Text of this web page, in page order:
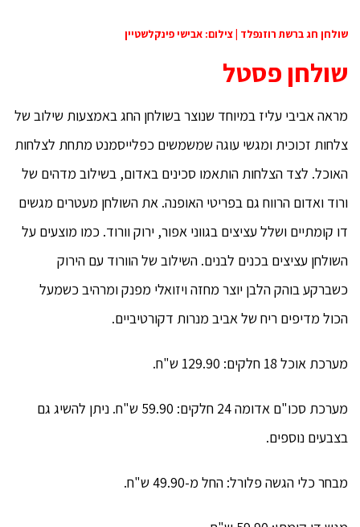
שולחן חג ברשת רוזנפלד | צילום: אבישי פינקלשטיין
שולחן פסטל
מראה אביבי עליז במיוחד שנוצר בשולחן החג באמצעות שילוב של
צלחות זכוכית ומגשי עוגה שמשמשים כפלייסמנט מתחת לצלחות
האוכל. לצד הצלחות הותאמו סכינים באדום, בשילוב מדהים של
ורוד ואדום הרווח גם בפריטי האופנה. את השולחן מעטרים מגשים
דו קומתיים ושלל עציצים בגווני אפור, ירוק וורוד. כמו מוצעים על
השולחן עציצים בכנים לבנים. השילוב של הוורוד עם הירוק
כשברקע בוהק הלבן יוצר מחזה ויזואלי מפנק ומרהיב כשמעל
הכול מדיפים ריח של אביב מנרות דקורטיביים.
מערכת אוכל 18 חלקים: 129.90 ש"ח.
מערכת סכו"ם אדומה 24 חלקים: 59.90 ש"ח. ניתן להשיג גם
בצבעים נוספים.
מבחר כלי הגשה פלורל: החל מ-49.90 ש"ח.